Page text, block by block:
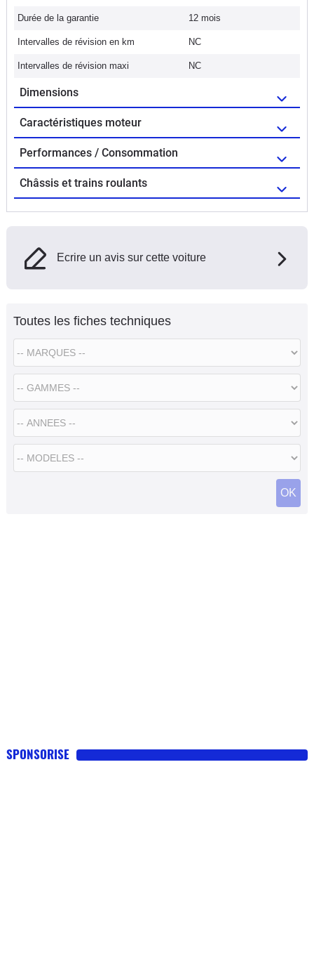
Durée de la garantie 12 mois
Intervalles de révision en km NC
Intervalles de révision maxi NC
Dimensions
Caractéristiques moteur
Performances / Consommation
Châssis et trains roulants
Ecrire un avis sur cette voiture
Toutes les fiches techniques
SPONSORISE